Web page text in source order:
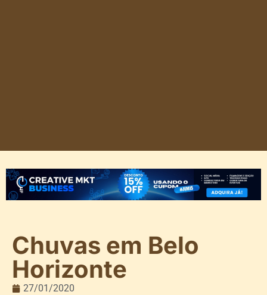
Chuvas em Belo
Horizonte
27/01/2020